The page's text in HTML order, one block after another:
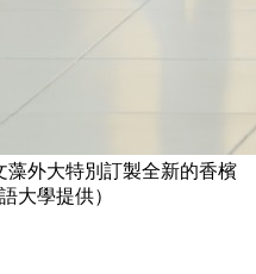
藻外大特別訂製全新的香檳
大學提供）